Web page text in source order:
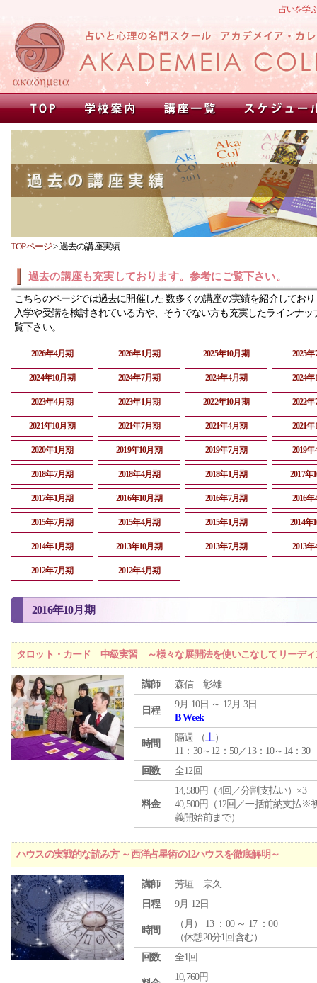
占いを学
TOPページ>過去の講座実績
過去の講座も充実しております。参考にご覧下さい。
こちらのページでは過去に開催した 数多くの講座の実績を紹介してお
入学や受講を検討されている方や、そうでない方も充実したラインナッ
覧下さい。
2026年4月期 2026年1月期 2025年10月期 2025
2024年10月期 2024年7月期 2024年4月期 2024
2023年4月期 2023年1月期 2022年10月期 2022
2021年10月期 2021年7月期 2021年4月期 2021
2020年1月期 2019年10月期 2019年7月期 2019
2018年7月期 2018年4月期 2018年1月期 2017年
2017年1月期 2016年10月期 2016年7月期 2016
2015年7月期 2015年4月期 2015年1月期 2014年
2014年1月期 2013年10月期 2013年7月期 2013
2012年7月期 2012年4月期
2016年10月期
タロット・カード 中級実習 ～様々な展開法を使いこなしてリーディ
講師 森信 彰雄
日程
9月 10日 ～ 12月 3日
B Week
時間
隔週 （土）
11：30～12：50／13：10～14：30
回数
全12回
料金
14,580円（4回／分割支払い）×3
40,500円（12回／一括前納支払※
義開始前まで）
ハウスの実戦的な読み方 ～西洋占星術の12ハウスを徹底解明～
講師
芳垣 宗久
日程
9月 12日
時間
（ 月 ） 13 ：00 ～ 17 ：00
（休憩20分1回含む）
回数
全1回
10,760円